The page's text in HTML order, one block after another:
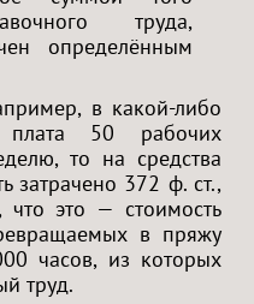
труда,
определённым
в какой-либо
плата 50 рабочих
то на средства
затрачено 372 ф. ст.,
это — стоимость
в пряжу
часов, из которых
труд.